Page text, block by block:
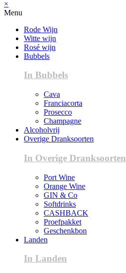
×
Menu
Rode Wijn
Witte wijn
Rosé wijn
Bubbels
In Bubbels
Cava
Franciacorta
Prosecco
Champagne
Alcoholvrij
Overige Dranksoorten
In Overige Dranksoorten
Port Wine
Orange Wine
GIN & Co
Softdrinks
CASHBACK
Proefpakket
Geschenkbon
Landen
In Landen